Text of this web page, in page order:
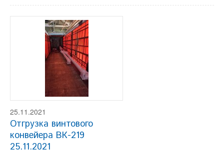
25.11.2021
Отгрузка винтового
конвейера ВК-219
25.11.2021